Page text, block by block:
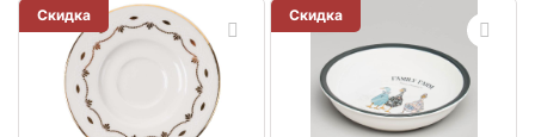
Скидка Скидка